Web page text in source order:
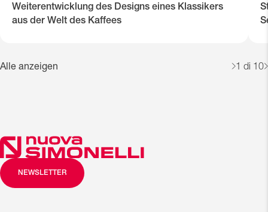
Alle anzeigen 1 di 10
Weiterentwicklung des Designs eines Klassikers
aus der Welt des Kaffees
NEWSLETTER